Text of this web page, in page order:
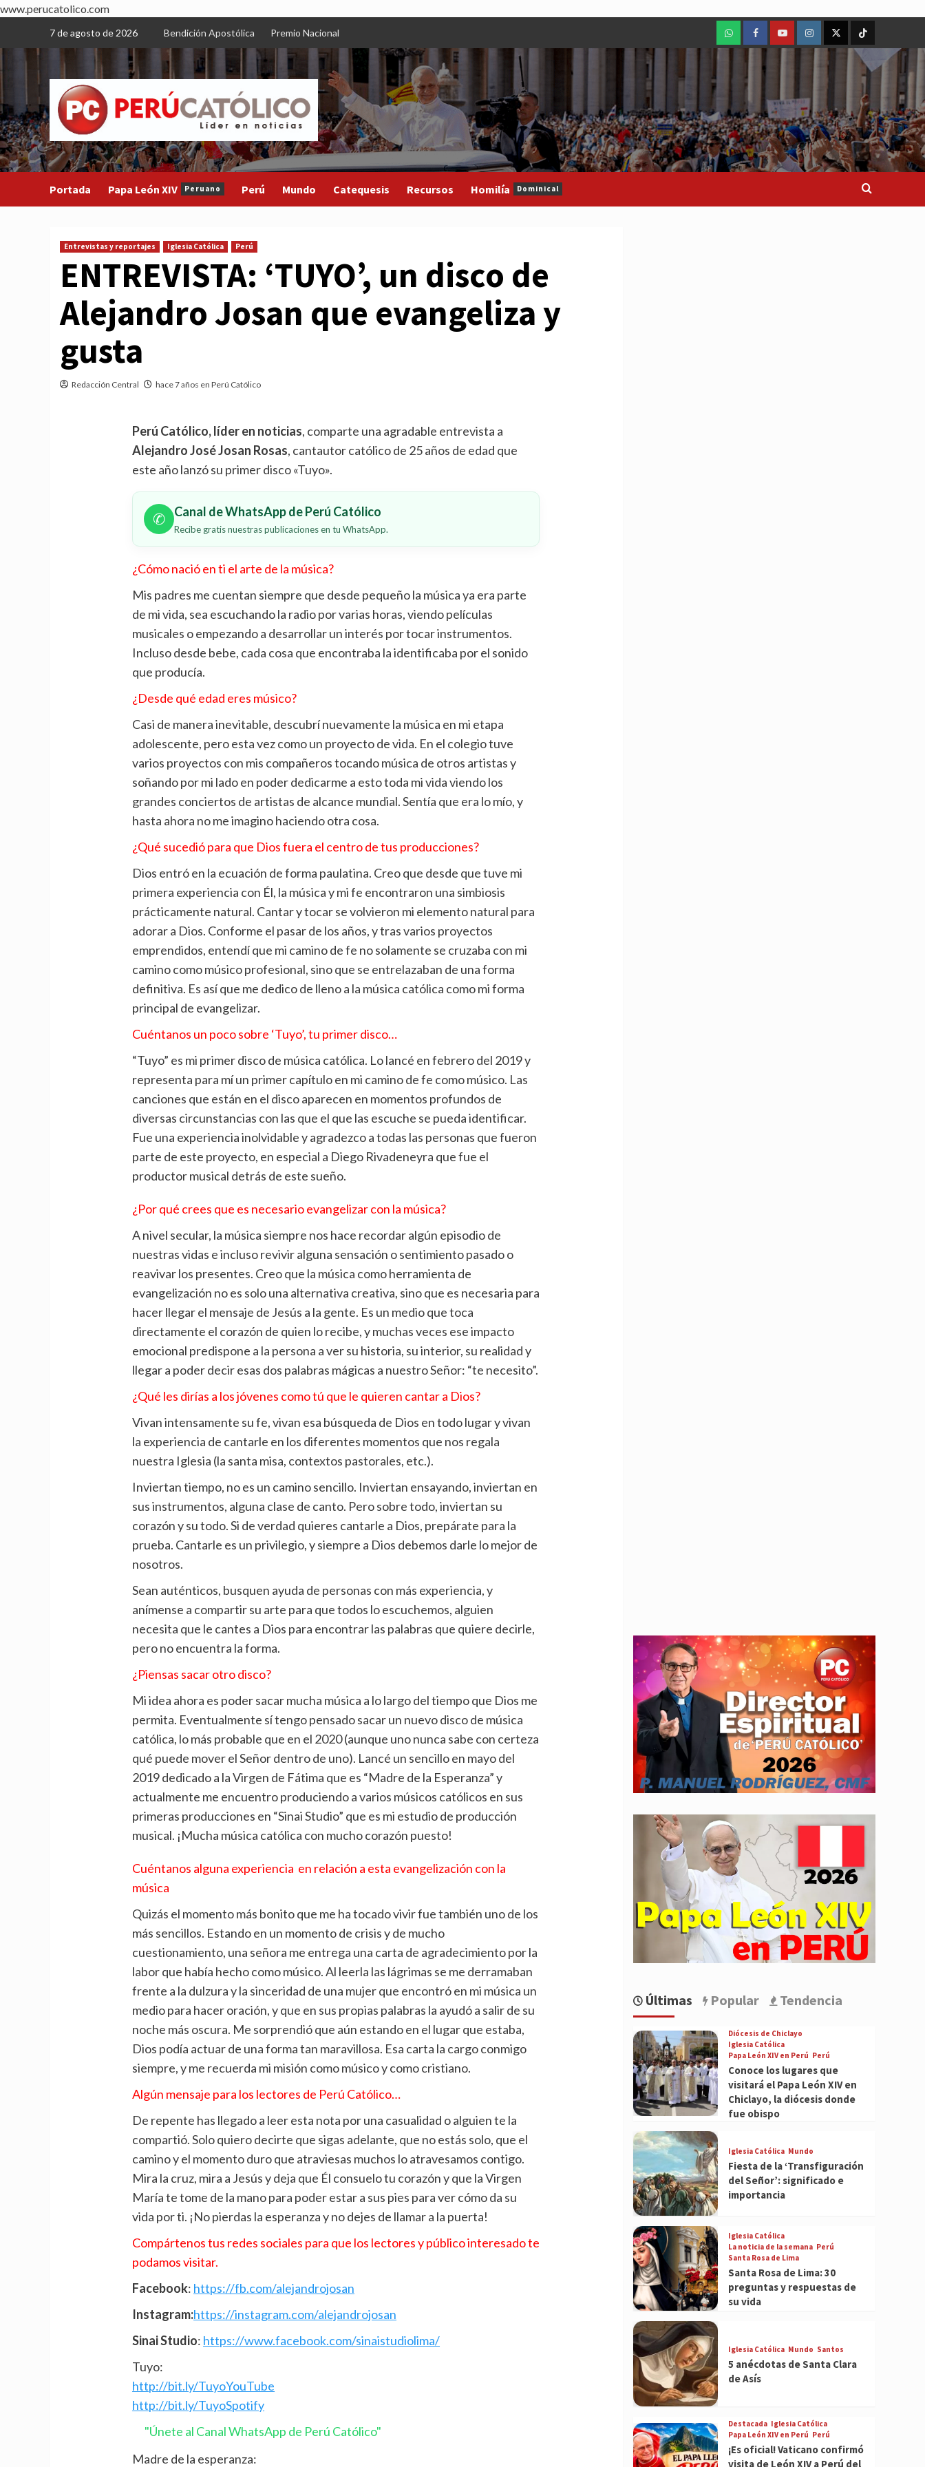
www.perucatolico.com
content
7 de agosto de 2026 Bendición Apostólica Premio Nacional
WhatsAppFacebookYoutubeInstagram
X TikTok
Portada Papa León XIV Peruano Perú Mundo Catequesis Recursos Homilía Dominical
Entrevistas y reportajes Iglesia Católica Perú
ENTREVISTA: ‘TUYO’, un disco de
Alejandro Josan que evangeliza y
gusta
Redacción Central hace 7 años en Perú Católico
Perú Católico, líder en noticias, comparte una agradable entrevista a
Alejandro José Josan Rosas, cantautor católico de 25 años de edad que
este año lanzó su primer disco «Tuyo».
✆ Canal de WhatsApp de Perú Católico
Recibe gratis nuestras publicaciones en tu WhatsApp.
¿Cómo nació en ti el arte de la música?
Mis padres me cuentan siempre que desde pequeño la música ya era parte
de mi vida, sea escuchando la radio por varias horas, viendo películas
musicales o empezando a desarrollar un interés por tocar instrumentos.
Incluso desde bebe, cada cosa que encontraba la identificaba por el sonido
que producía.
¿Desde qué edad eres músico?
Casi de manera inevitable, descubrí nuevamente la música en mi etapa
adolescente, pero esta vez como un proyecto de vida. En el colegio tuve
varios proyectos con mis compañeros tocando música de otros artistas y
soñando por mi lado en poder dedicarme a esto toda mi vida viendo los
grandes conciertos de artistas de alcance mundial. Sentía que era lo mío, y
hasta ahora no me imagino haciendo otra cosa.
¿Qué sucedió para que Dios fuera el centro de tus producciones?
Dios entró en la ecuación de forma paulatina. Creo que desde que tuve mi
primera experiencia con Él, la música y mi fe encontraron una simbiosis
prácticamente natural. Cantar y tocar se volvieron mi elemento natural para
adorar a Dios. Conforme el pasar de los años, y tras varios proyectos
emprendidos, entendí que mi camino de fe no solamente se cruzaba con mi
camino como músico profesional, sino que se entrelazaban de una forma
definitiva. Es así que me dedico de lleno a la música católica como mi forma
principal de evangelizar.
Cuéntanos un poco sobre ‘Tuyo’, tu primer disco…
“Tuyo” es mi primer disco de música católica. Lo lancé en febrero del 2019 y
representa para mí un primer capítulo en mi camino de fe como músico. Las
canciones que están en el disco aparecen en momentos profundos de
diversas circunstancias con las que el que las escuche se pueda identificar.
Fue una experiencia inolvidable y agradezco a todas las personas que fueron
parte de este proyecto, en especial a Diego Rivadeneyra que fue el
productor musical detrás de este sueño.
¿Por qué crees que es necesario evangelizar con la música?
A nivel secular, la música siempre nos hace recordar algún episodio de
nuestras vidas e incluso revivir alguna sensación o sentimiento pasado o
reavivar los presentes. Creo que la música como herramienta de
evangelización no es solo una alternativa creativa, sino que es necesaria para
hacer llegar el mensaje de Jesús a la gente. Es un medio que toca
directamente el corazón de quien lo recibe, y muchas veces ese impacto
emocional predispone a la persona a ver su historia, su interior, su realidad y
llegar a poder decir esas dos palabras mágicas a nuestro Señor: “te necesito”.
¿Qué les dirías a los jóvenes como tú que le quieren cantar a Dios?
Vivan intensamente su fe, vivan esa búsqueda de Dios en todo lugar y vivan
la experiencia de cantarle en los diferentes momentos que nos regala
nuestra Iglesia (la santa misa, contextos pastorales, etc.).
Inviertan tiempo, no es un camino sencillo. Inviertan ensayando, inviertan en
sus instrumentos, alguna clase de canto. Pero sobre todo, inviertan su
corazón y su todo. Si de verdad quieres cantarle a Dios, prepárate para la
prueba. Cantarle es un privilegio, y siempre a Dios debemos darle lo mejor de
nosotros.
Sean auténticos, busquen ayuda de personas con más experiencia, y
anímense a compartir su arte para que todos lo escuchemos, alguien
necesita que le cantes a Dios para encontrar las palabras que quiere decirle,
pero no encuentra la forma.
¿Piensas sacar otro disco?
Mi idea ahora es poder sacar mucha música a lo largo del tiempo que Dios me
permita. Eventualmente sí tengo pensado sacar un nuevo disco de música
católica, lo más probable que en el 2020 (aunque uno nunca sabe con certeza
qué puede mover el Señor dentro de uno). Lancé un sencillo en mayo del
2019 dedicado a la Virgen de Fátima que es “Madre de la Esperanza” y
actualmente me encuentro produciendo a varios músicos católicos en sus
primeras producciones en “Sinai Studio” que es mi estudio de producción
musical. ¡Mucha música católica con mucho corazón puesto!
Cuéntanos alguna experiencia en relación a esta evangelización con la
música
Quizás el momento más bonito que me ha tocado vivir fue también uno de los
más sencillos. Estando en un momento de crisis y de mucho
cuestionamiento, una señora me entrega una carta de agradecimiento por la
labor que había hecho como músico. Al leerla las lágrimas se me derramaban
frente a la dulzura y la sinceridad de una mujer que encontró en mi música un
medio para hacer oración, y que en sus propias palabras la ayudó a salir de su
noche más oscura. Me sorprendió que aún estando en el lugar que estaba,
Dios podía actuar de una forma tan maravillosa. Esa carta la cargo conmigo
siempre, y me recuerda mi misión como músico y como cristiano.
Algún mensaje para los lectores de Perú Católico…
De repente has llegado a leer esta nota por una casualidad o alguien te la
compartió. Solo quiero decirte que sigas adelante, que no estás solo, que el
camino y el momento duro que atraviesas muchos lo atravesamos contigo.
Mira la cruz, mira a Jesús y deja que Él consuelo tu corazón y que la Virgen
María te tome de la mano para poder estar a sus pies para ver cómo da su
vida por ti. ¡No pierdas la esperanza y no dejes de llamar a la puerta!
Compártenos tus redes sociales para que los lectores y público interesado te
podamos visitar.
Facebook: https://fb.com/alejandrojosan
Instagram:https://instagram.com/alejandrojosan
Sinai Studio: https://www.facebook.com/sinaistudiolima/
Tuyo:
http://bit.ly/TuyoYouTube
http://bit.ly/TuyoSpotify
"Únete al Canal WhatsApp de Perú Católico"
Madre de la esperanza:
Últimas Popular Tendencia
Diócesis de Chiclayo
Iglesia Católica
Papa León XIV en Perú Perú
Conoce los lugares que
visitará el Papa León XIV en
Chiclayo, la diócesis donde
fue obispo
Iglesia Católica Mundo
Fiesta de la ‘Transfiguración
del Señor’: significado e
importancia
Iglesia Católica
La noticia de la semana Perú
Santa Rosa de Lima
Santa Rosa de Lima: 30
preguntas y respuestas de
su vida
Iglesia Católica Mundo Santos
5 anécdotas de Santa Clara
de Asís
Destacada Iglesia Católica
Papa León XIV en Perú Perú
¡Es oficial! Vaticano confirmó
visita de León XIV a Perú del